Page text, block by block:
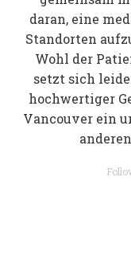
daran, eine
Standorten
Wohl der
setzt sich
hochwertiger
Vancouver ein